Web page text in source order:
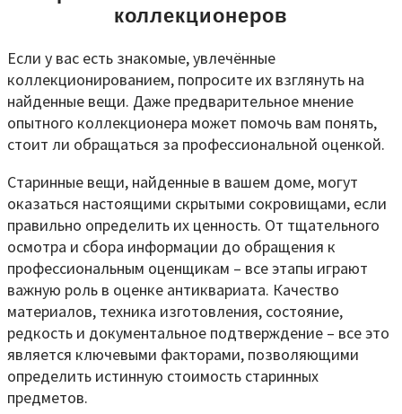
коллекционеров
Если у вас есть знакомые, увлечённые
коллекционированием, попросите их взглянуть на
найденные вещи. Даже предварительное мнение
опытного коллекционера может помочь вам понять,
стоит ли обращаться за профессиональной оценкой.
Старинные вещи, найденные в вашем доме, могут
оказаться настоящими скрытыми сокровищами, если
правильно определить их ценность. От тщательного
осмотра и сбора информации до обращения к
профессиональным оценщикам – все этапы играют
важную роль в оценке антиквариата. Качество
материалов, техника изготовления, состояние,
редкость и документальное подтверждение – все это
является ключевыми факторами, позволяющими
определить истинную стоимость старинных
предметов.